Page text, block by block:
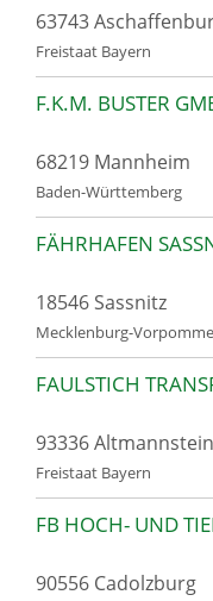
63743
Freistaat Bayern
F.K.M. BUSTER
68219 Mannheim
Baden-Württemberg
FÄHRHAFEN
18546 Sassnitz
Mecklenburg-
FAULSTICH
93336 Altmannstein
Freistaat Bayern
FB HOCH- UND
90556 Cadolzburg